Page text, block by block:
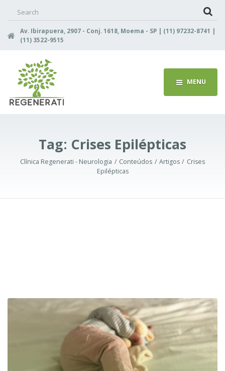
Av. Ibirapuera, 2907 - Conj. 1618, Moema - SP | (11) 97232-8741 |
(11) 3522-9515
MENU
Tag: Crises Epilépticas
Clínica Regenerati - Neurologia Conteúdos Artigos
Crises
Epilépticas